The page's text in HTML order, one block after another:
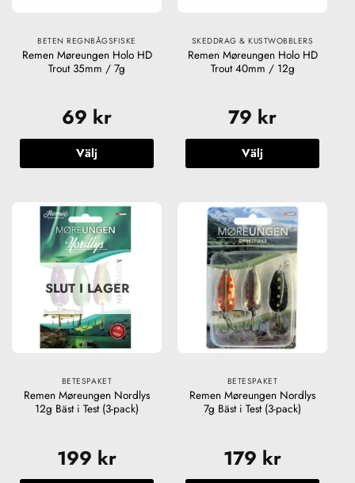
produktsidan
BETEN REGNBÅGSFISKE
Remen Møreungen Holo HD
Trout 35mm / 7g
69 kr
Välj
produkten
har
flera
varianter.
De
olika
alternativen
kan
väljas
produktsidan
SKEDDRAG & KUSTWOBBLERS
Remen Møreungen Holo HD
Trout 40mm / 12g
79 kr
Välj
produkten
har
flera
varianter.
De
olika
alternativen
kan
väljas
produktsidan
SLUT I LAGER
BETESPAKET
Remen Møreungen Nordlys
12g Bäst i Test (3-pack)
199 kr
BETESPAKET
Remen Møreungen Nordlys
7g Bäst i Test (3-pack)
179 kr